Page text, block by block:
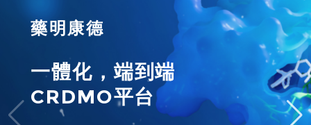
藥明康德
一體化，端到端
CRDMO平台